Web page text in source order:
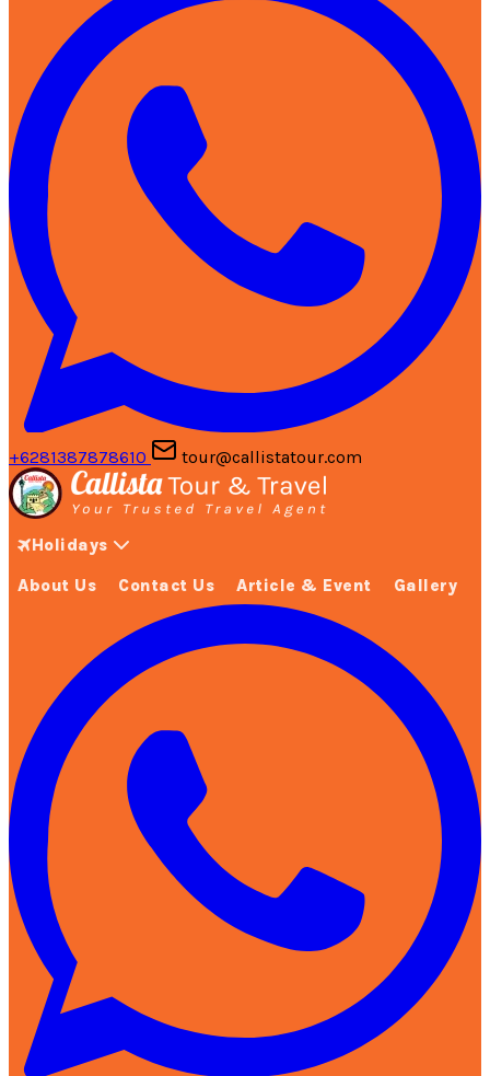
+6281387878610 tour@callistatour.com
Holidays
About Us Contact Us Article & Event Gallery